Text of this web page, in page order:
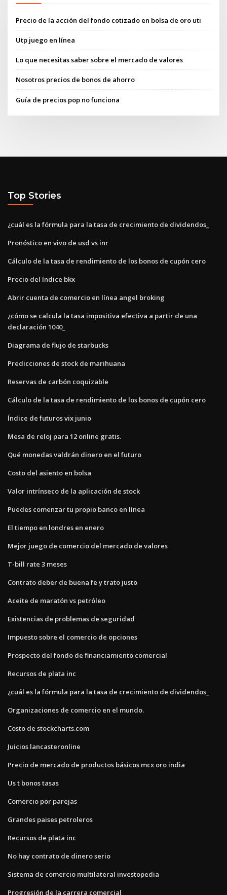
Precio de la acción del fondo cotizado en bolsa de oro uti
Utp juego en línea
Lo que necesitas saber sobre el mercado de valores
Nosotros precios de bonos de ahorro
Guía de precios pop no funciona
Top Stories
¿cuál es la fórmula para la tasa de crecimiento de dividendos_
Pronóstico en vivo de usd vs inr
Cálculo de la tasa de rendimiento de los bonos de cupón cero
Precio del índice bkx
Abrir cuenta de comercio en línea angel broking
¿cómo se calcula la tasa impositiva efectiva a partir de una
declaración 1040_
Diagrama de flujo de starbucks
Predicciones de stock de marihuana
Reservas de carbón coquizable
Cálculo de la tasa de rendimiento de los bonos de cupón cero
Índice de futuros vix junio
Mesa de reloj para 12 online gratis.
Qué monedas valdrán dinero en el futuro
Costo del asiento en bolsa
Valor intrínseco de la aplicación de stock
Puedes comenzar tu propio banco en línea
El tiempo en londres en enero
Mejor juego de comercio del mercado de valores
T-bill rate 3 meses
Contrato deber de buena fe y trato justo
Aceite de maratón vs petróleo
Existencias de problemas de seguridad
Impuesto sobre el comercio de opciones
Prospecto del fondo de financiamiento comercial
Recursos de plata inc
¿cuál es la fórmula para la tasa de crecimiento de dividendos_
Organizaciones de comercio en el mundo.
Costo de stockcharts.com
Juicios lancasteronline
Precio de mercado de productos básicos mcx oro india
Us t bonos tasas
Comercio por parejas
Grandes paises petroleros
Recursos de plata inc
No hay contrato de dinero serio
Sistema de comercio multilateral investopedia
Progresión de la carrera comercial